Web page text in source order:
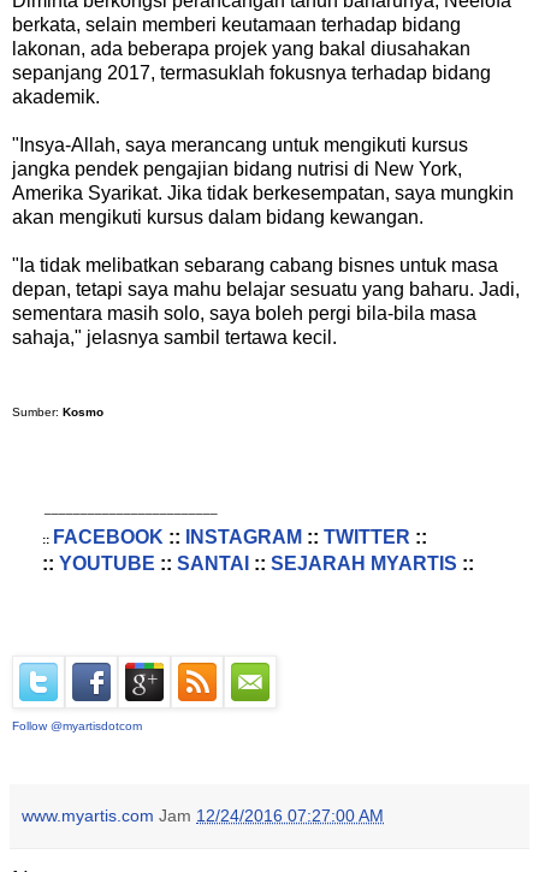
berkata, selain memberi keutamaan terhadap bidang
lakonan, ada beberapa projek yang bakal diusahakan
sepanjang 2017, termasuklah fokusnya terhadap bidang
akademik.
"Insya-Allah, saya merancang untuk mengikuti kursus
jangka pendek pengajian bidang nutrisi di New York,
Amerika Syarikat. Jika tidak berkesempatan, saya mungkin
akan mengikuti kursus dalam bidang kewangan.
"Ia tidak melibatkan sebarang cabang bisnes untuk masa
depan, tetapi saya mahu belajar sesuatu yang baharu. Jadi,
sementara masih solo, saya boleh pergi bila-bila masa
sahaja," jelasnya sambil tertawa kecil.
Sumber: Kosmo
:: FACEBOOK :: INSTAGRAM :: TWITTER ::
:: YOUTUBE :: SANTAI :: SEJARAH MYARTIS ::
Follow @myartisdotcom
www.myartis.com Jam 12/24/2016 07:27:00 AM